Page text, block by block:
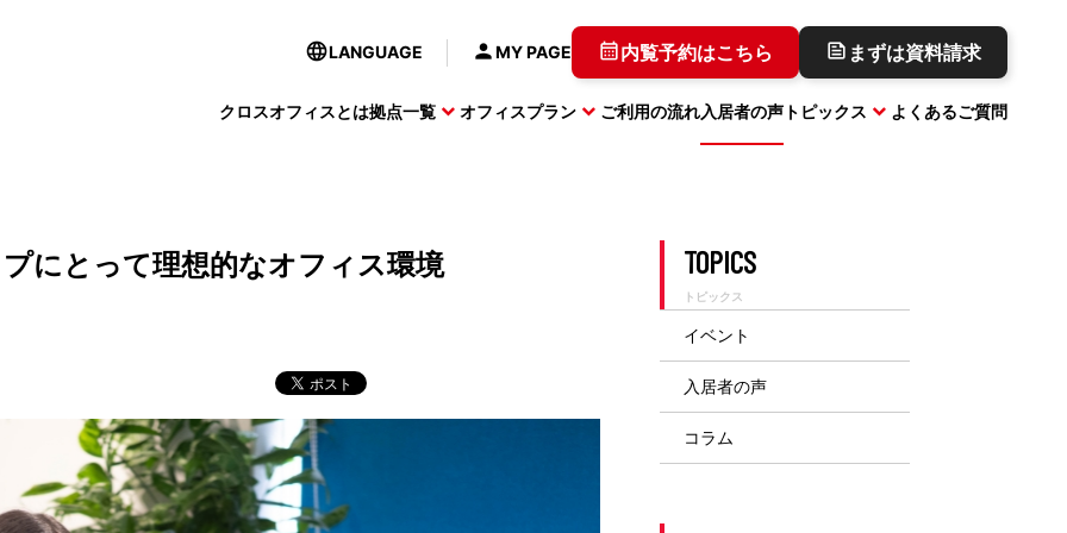
LANGUAGE MY PAGE 内覧予約はこちら まずは資料請求
クロスオフィスとは拠点一覧
三田
キャンペーン実施中 キャンペーン実施中
オフィスプラン
専用デスクプラン コワーキングプラン
ご利用の流れ入居者の声 トピックス
イベント コラム
よくあるご質問
にとって理想的なオフィス環境 TOPICS
トピックス
イベント
入居者の声
コラム